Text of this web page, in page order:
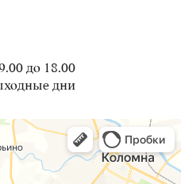
до 18.00
дни